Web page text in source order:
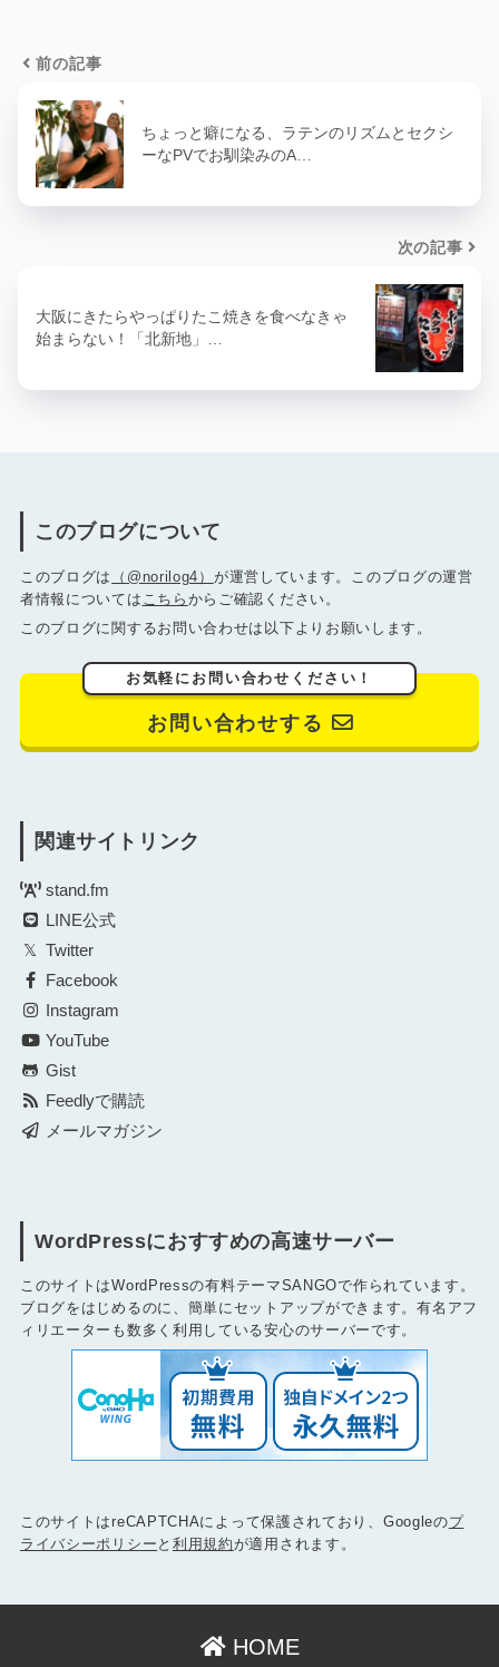
前の記事
ちょっと癖になる、ラテンのリズムとセクシ
ーなPVでお馴染みのA…
次の記事
大阪にきたらやっぱりたこ焼きを食べなきゃ
始まらない！「北新地」…
このブログについて
このブログは （@norilog4） が運営しています。このブログの運営
者情報については こちら からご確認ください。
このブログに関するお問い合わせは以下よりお願いします。
お気軽にお問い合わせください！
お問い合わせする
関連サイトリンク
stand.fm
LINE公式
Twitter
Facebook
Instagram
YouTube
Gist
Feedlyで購読
メールマガジン
WordPressにおすすめの高速サーバー
このサイトはWordPressの有料テーマSANGOで作られています。
ブログをはじめるのに、簡単にセットアップができます。有名アフ
ィリエーターも数多く利用している安心のサーバーです。
このサイトはreCAPTCHAによって保護されており、Googleのプ
ライバシーポリシー と 利用規約が適用されます。
HOME